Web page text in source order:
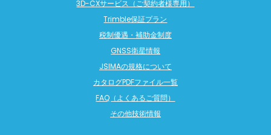
3D-CXサービス（ご契約者様専用）
Trimble保証プラン
税制優遇・補助金制度
GNSS衛星情報
JSIMAの規格について
カタログPDFファイル一覧
FAQ（よくあるご質問）
その他技術情報